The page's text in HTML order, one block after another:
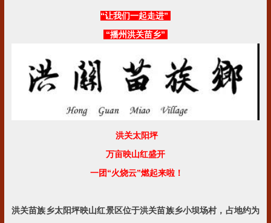
“让我们一起走进”
“播州洪关苗乡”
洪关太阳坪
万亩映山红盛开
一团“火烧云”燃起来啦！
洪关苗族乡太阳坪映山红景区位于洪关苗族乡小坝场村，占地约为